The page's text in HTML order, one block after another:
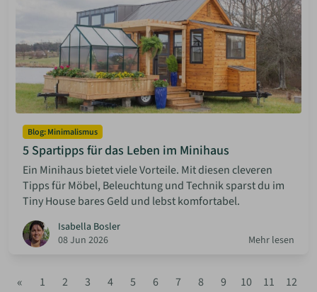
Blog: Minimalismus
5 Spartipps für das Leben im Minihaus
Ein Minihaus bietet viele Vorteile. Mit diesen cleveren
Tipps für Möbel, Beleuchtung und Technik sparst du im
Tiny House bares Geld und lebst komfortabel.
Isabella Bosler
08 Jun 2026
Mehr lesen
« 1 2 3 4 5 6 7 8 9 10 11
12